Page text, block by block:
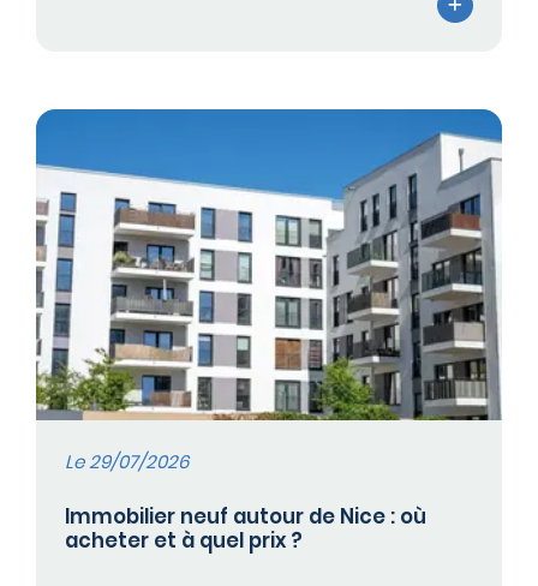
Le 29/07/2026
Immobilier neuf autour de Nice : où
acheter et à quel prix ?